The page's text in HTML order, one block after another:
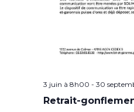
3 juin à 8h00 - 30
Retrait-